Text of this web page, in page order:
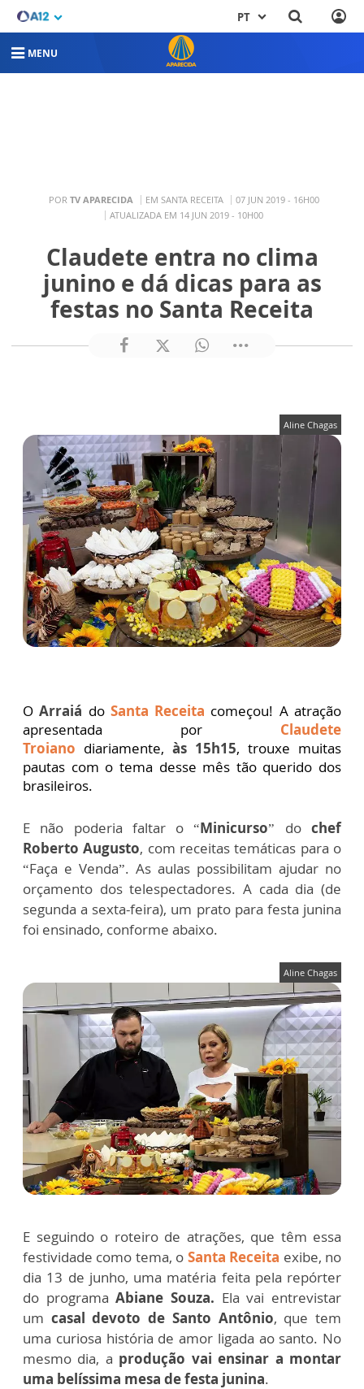
PT
MENU
POR TV APARECIDA EM SANTA RECEITA
07 JUN 2019 - 16H00
ATUALIZADA EM 14 JUN 2019 - 10H00
Claudete entra no clima
junino e dá dicas para as
festas no Santa Receita
Aline Chagas
OArraiá do Santa Receita começou! A atração
apresentada por Claudete
Troiano diariamente, às 15h15, trouxe muitas
pautas com o tema desse mês tão querido dos
brasileiros.
E não poderia faltar o “Minicurso” dochef
Roberto Augusto, com receitas temáticas para o
“Faça e Venda”. As aulas possibilitam ajudar no
orçamento dos telespectadores. A cada dia (de
segunda a sexta-feira), um prato para festa junina
foi ensinado, conforme abaixo.
Aline Chagas
E seguindo o roteiro de atrações, que têm essa
festividade como tema, o Santa Receita exibe, no
dia 13 de junho, uma matéria feita pela repórter
do programaAbiane Souza. Ela vai entrevistar
um casal devoto de Santo Antônio, que tem
uma curiosa história de amor ligada ao santo. No
mesmo dia, a produção vai ensinar a montar
uma belíssima mesa de festa junina.